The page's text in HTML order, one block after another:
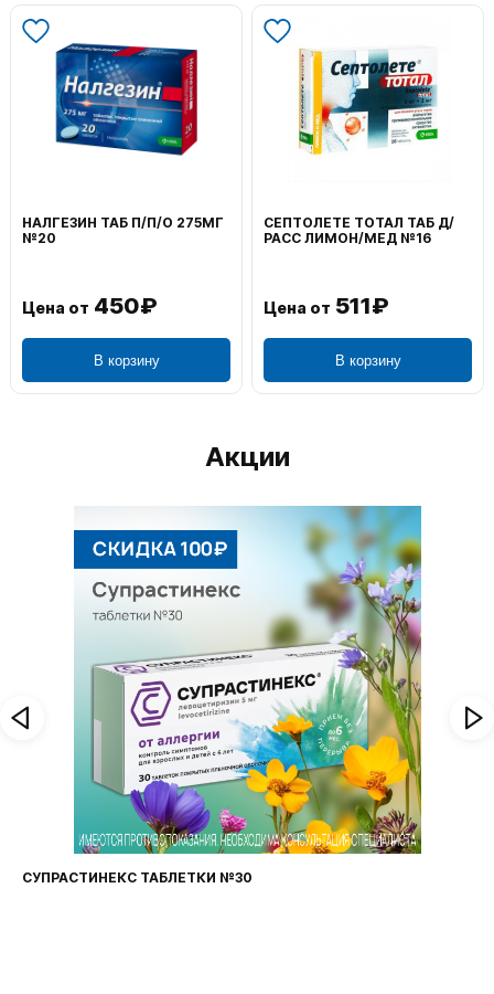
НАЛГЕЗИН ТАБ П/П/О 275МГ
№20
Цена от 450₽
В корзину
СЕПТОЛЕТЕ ТОТАЛ ТАБ Д/
РАСС ЛИМОН/МЕД №16
Цена от 511₽
В корзину
Акции
СУПРАСТИНЕКС ТАБЛЕТКИ №30